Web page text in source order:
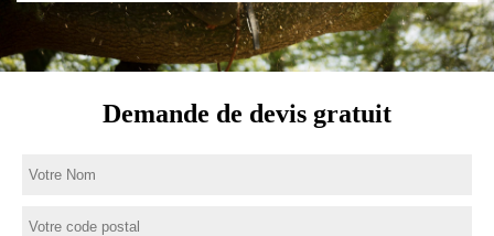
Demande de devis gratuit